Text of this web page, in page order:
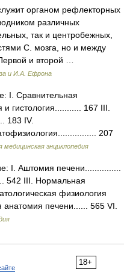
органом рефлекторных
различных
так и центробежных,
С. мозга, но и между
и второй …
и И.А. Ефрона
I. Сравнительная
гистология........... 167 III.
183 IV.
207
медицинская энциклопедия
I. Аштомия печени...............
542 III. Нормальная
физиология
печени...... 565 VІ.
18+